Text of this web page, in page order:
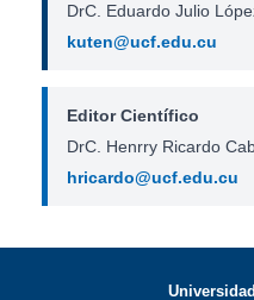
DrC. Eduardo Julio
kuten@ucf.edu.cu
Editor Científico
DrC. Henrry Ricardo
hricardo@ucf.edu.cu